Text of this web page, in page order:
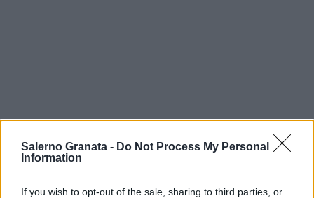
Salerno Granata - Do Not Process My Personal
Information
If you wish to opt-out of the sale, sharing to third parties, or